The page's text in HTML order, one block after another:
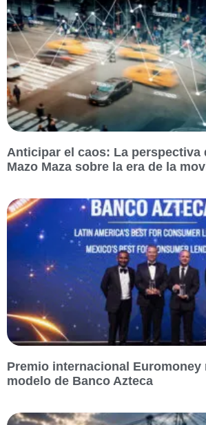
Anticipar el caos: La perspectiva
Mazo Maza sobre la era de la
Premio internacional Euromoney
modelo de Banco Azteca